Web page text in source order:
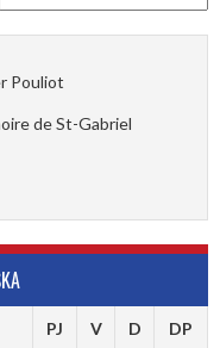
Pouliot
de St-Gabriel
PJ V D DP